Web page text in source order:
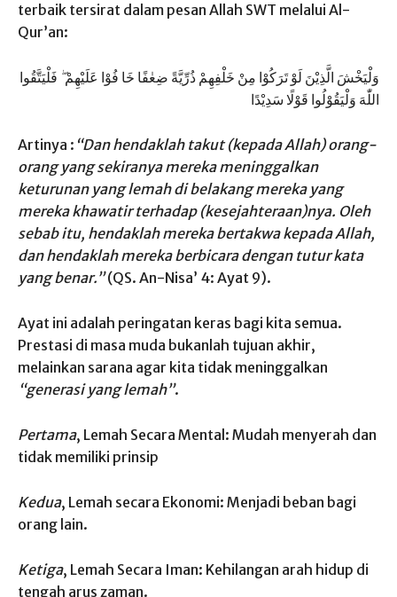
terbaik tersirat dalam pesan Allah SWT melalui Al-
Qur’an:
وَلْيَخْشَ الَّذِيْنَ لَوْ تَرَكُوْا مِنْ خَلْفِهِمْ ذُرِّيَّةً ضِعٰفًا خَا فُوْا عَلَيْهِمْ ۖ فَلْيَتَّقُوا
اللّٰهَ وَلْيَقُوْلُوا قَوْلًا سَدِيْدًا
Artinya : “Dan hendaklah takut (kepada Allah) orang-
orang yang sekiranya mereka meninggalkan
keturunan yang lemah di belakang mereka yang
mereka khawatir terhadap (kesejahteraan)nya. Oleh
sebab itu, hendaklah mereka bertakwa kepada Allah,
dan hendaklah mereka berbicara dengan tutur kata
yang benar.”(QS. An-Nisa’ 4: Ayat 9).
Ayat ini adalah peringatan keras bagi kita semua.
Prestasi di masa muda bukanlah tujuan akhir,
melainkan sarana agar kita tidak meninggalkan
“generasi yang lemah”.
Pertama, Lemah Secara Mental: Mudah menyerah dan
tidak memiliki prinsip
Kedua, Lemah secara Ekonomi: Menjadi beban bagi
orang lain.
Ketiga, Lemah Secara Iman: Kehilangan arah hidup di
tengah arus zaman.